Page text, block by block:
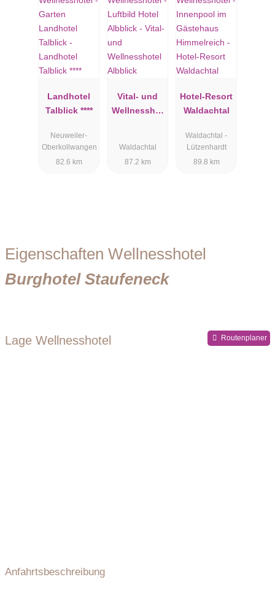
Landhotel
Talblick ****
Neuweiler-
Oberkollwangen
82.6 km
Vital- und
Wellnesshot
Waldachtal
87.2 km
Hotel-Resort
Waldachtal
Waldachtal -
Lützenhardt
89.8 km
Eigenschaften Wellnesshotel
Burghotel Staufeneck
Lage Wellnesshotel Routenplaner
Anfahrtsbeschreibung